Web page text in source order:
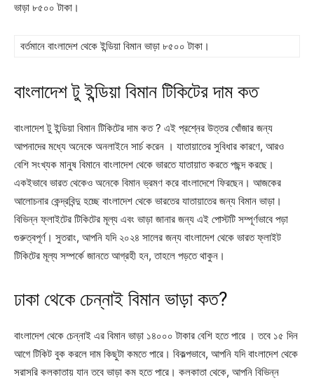
ভাড়া ৮৫০০ টাকা।
বর্তমানে বাংলাদেশ থেকে ইন্ডিয়া বিমান ভাড়া ৮৫০০ টাকা।
বাংলাদেশ টু ইন্ডিয়া বিমান টিকিটের দাম কত
বাংলাদেশ টু ইন্ডিয়া বিমান টিকিটের দাম কত ? এই প্রশ্নের উত্তর খোঁজার জন্য
আপনাদের মধ্যে অনেকে অনলাইনে সার্চ করেন । যাতায়াতের সুবিধার কারণে, আরও
বেশি সংখ্যক মানুষ বিমানে বাংলাদেশ থেকে ভারতে যাতায়াত করতে পছন্দ করছে।
একইভাবে ভারত থেকেও অনেকে বিমান ভ্রমণ করে বাংলাদেশে ফিরছেন। আজকের
আলোচনার কেন্দ্রবিন্দু হচ্ছে বাংলাদেশ থেকে ভারতের যাতায়াতের জন্য বিমান ভাড়া।
বিভিন্ন ফ্লাইটের টিকিটের মূল্য এবং ভাড়া জানার জন্য এই পোস্টটি সম্পূর্ণভাবে পড়া
গুরুত্বপূর্ণ। সুতরাং, আপনি যদি ২০২৪ সালের জন্য বাংলাদেশ থেকে ভারত ফ্লাইট
টিকিটের মূল্য সম্পর্কে জানতে আগ্রহী হন, তাহলে পড়তে থাকুন।
ঢাকা থেকে চেন্নাই বিমান ভাড়া কত?
বাংলাদেশ থেকে চেন্নাই এর বিমান ভাড়া ১৪০০০ টাকার বেশি হতে পারে । তবে ১৫ দিন
আগে টিকিট বুক করলে দাম কিছুটা কমতে পারে। বিকল্পভাবে, আপনি যদি বাংলাদেশ থেকে
সরাসরি কলকাতায় যান তবে ভাড়া কম হতে পারে। কলকাতা থেকে, আপনি বিভিন্ন